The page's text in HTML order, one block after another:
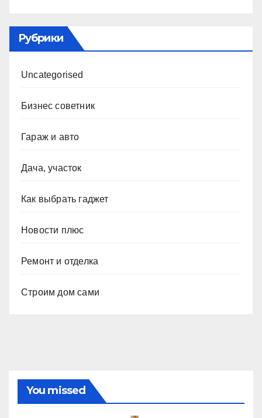
Рубрики
Uncategorised
Бизнес советник
Гараж и авто
Дача, участок
Как выбрать гаджет
Новости плюс
Ремонт и отделка
Строим дом сами
You missed